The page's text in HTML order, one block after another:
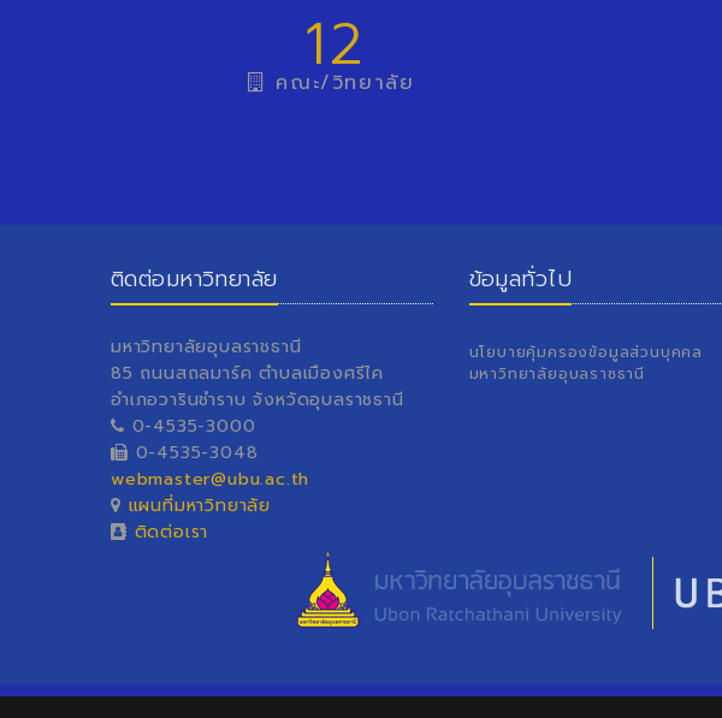
12
คณะ/วิทยาลัย
ติดต่อมหาวิทยาลัย
มหาวิทยาลัยอุบลราชธานี
85 ถนนสถลมาร์ค ตำบลเมืองศรีไค
อำเภอวารินชำราบ จังหวัดอุบลราชธานี
0-4535-3000
0-4535-3048
webmaster@ubu.ac.th
แผนที่มหาวิทยาลัย
ติดต่อเรา
ข้อมูลทั่วไป
นโยบายคุ้มครองข้อมูลส่วนบุคคล
มหาวิทยาลัยอุบลราชธานี